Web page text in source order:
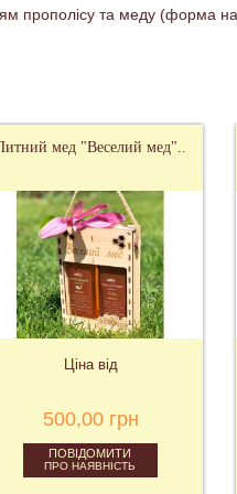
прополісу та меду (форма
мед "Веселий мед"..
Ціна від
500,00 грн
ПОВІДОМИТИ
ПРО НАЯВНІСТЬ